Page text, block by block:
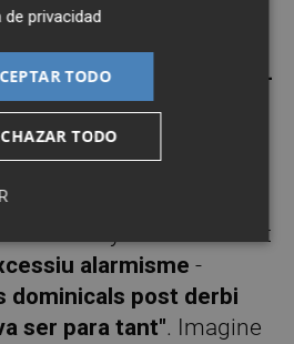
treballar)
llocs de treball
quejo no pense donar-
ni de glòria.
conten amb mi
l'alarma social
ens assenyalen amb el dit
alarmisme-
dominicals post derbi
ser para tant". Imagine
de privacidad
TODO
TODO